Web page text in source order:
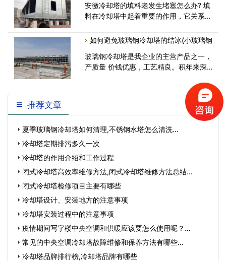
收；撤离<
安徽冷却塔的填料老发生堵塞怎么办? 填
料在冷却塔中起着重要的作用，它关系着
直接影响着其工作效率和效果。但是如果
如何避免玻璃钢冷却塔的结冰(小玻璃钢
玻璃钢冷却塔是我企业的主营产品之一，
产质量 价钱优惠，工艺精良。积年来深
推荐文章
夏季玻璃钢冷却塔如何清理,不锈钢水塔怎么清洗…
冷却塔定期排污多久一次
冷却塔的作用介绍和工作过程
闭式冷却塔高效率维修方法,闭式冷却塔维修方法总结…
闭式冷却塔检修项目主要有哪些
冷却塔设计、安装地方的注意事项
冷却塔安装过程中的注意事项
疫情期间写字楼中央空调和供暖应该要怎么使用呢？…
常见的中央空调冷却塔故障维修和保养方法有哪些…
冷却塔品牌排行榜,冷却塔品牌有哪些